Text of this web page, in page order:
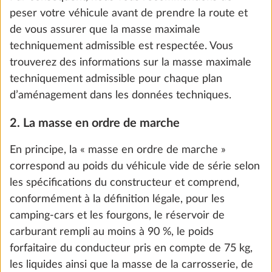
Réservoir d'eau propre, 25 litres
n = nombre maximal de passagers plus le
conducteur et
L = longueur totale du véhicule en mètres.
Exemple :
pour un camping-car avec 4 places
assises autorisées et une longueur de 7 m, la charge
minimale prescrite par la loi se calcule en fonction
du nombre maximal de couchages :
masse de la charge utile minimale en kg ≥ 10*(n + L)
n = nombre maximal de couchages et
L = longueur de cellule du véhicule en mètres.
Exemple : pour une caravane de 3 couchages et
d’une longueur de cellule de 5,5 m, la masse de la